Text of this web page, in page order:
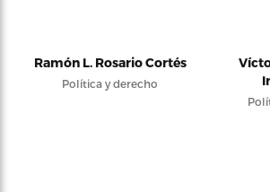
Ramón L. Rosario Cortés
Política y derecho